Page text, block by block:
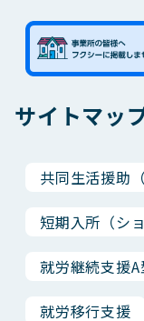
サイトマッ
共同生活援助
短期入所（シ
就労継続支援A
就労移行支援